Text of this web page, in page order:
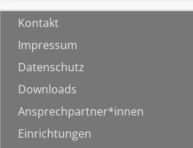
Kontakt
Impressum
Datenschutz
Downloads
Ansprechpartner*innen
Einrichtungen